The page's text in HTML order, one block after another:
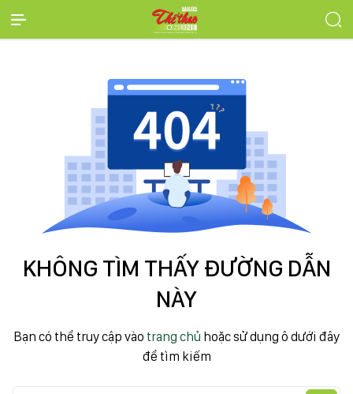
KHÔNG TÌM THẤY ĐƯỜNG DẪN
NÀY
Bạn có thể truy cập vào trang chủ hoặc sử dụng ô dưới đây
để tìm kiếm